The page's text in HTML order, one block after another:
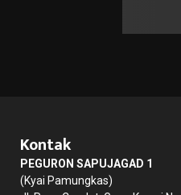
Kontak
PEGURON SAPUJAGAD 1
(Kyai Pamungkas)